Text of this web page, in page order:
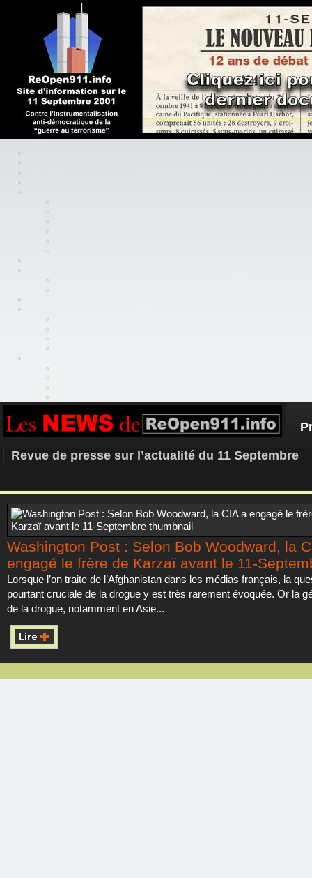
REOPEN911 – NEWS
Revue de presse sur l’actualité du 11 Septembre
Washington Post : Selon Bob Woodward, la
engagé le frère de Karzaï avant le 11-
Lorsque l’on traite de l’Afghanistan dans les médias français, la
pourtant cruciale de la drogue y est très rarement évoquée. Or la
de la drogue, notamment en Asie...